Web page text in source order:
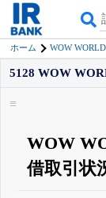
ホーム WOW
5128 WOW
WOW
借取引状